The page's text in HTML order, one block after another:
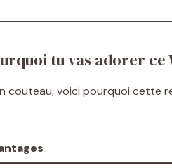
tu vas adorer ce
couteau, voici pourquoi cette